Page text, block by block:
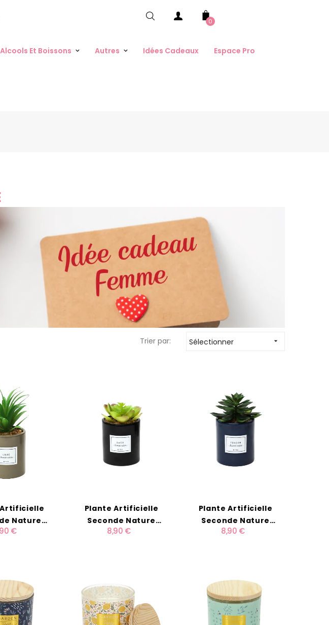
0
Alcools Et Boissons Autres Idées Cadeaux Espace Pro
Trier par: Sélectionner 
Nature
€
Plante Artificielle
Seconde Nature
"Sage"
8,90 €
Plante Artificielle
Seconde Nature
"Tendre"
8,90 €